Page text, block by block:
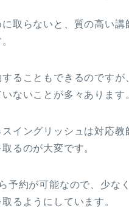
取らないと、質の高い講
ることもできるのですが
ないことが多々あります
イングリッシュは対応教
るのが大変です。
予約が可能なので、少な
るようにしています。